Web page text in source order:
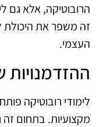
הרובוטיקה, אלא גם
זה משפר את היכולת
העצמי.
לימודי רובוטיקה
מקצועיות. בתחום זה